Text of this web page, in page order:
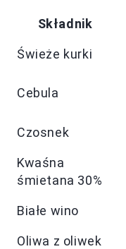
Składnik
Świeże kurki
Cebula
Czosnek
Kwaśna
śmietana 30%
Białe wino
Oliwa z oliwek